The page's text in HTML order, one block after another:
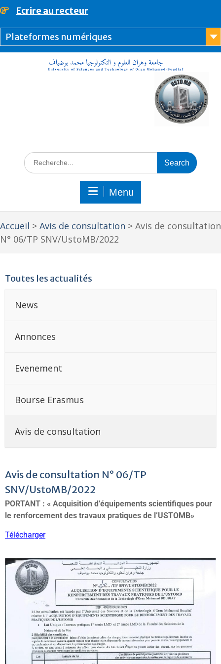
principal
Ecrire au recteur
Plateformes numériques
Menu
Accueil > Avis de consultation > Avis de consultation
N° 06/TP SNV/UstoMB/2022
Toutes les actualités
News
Annonces
Evenement
Bourse Erasmus
Avis de consultation
Avis de consultation N° 06/TP
SNV/UstoMB/2022
PORTANT : « Acquisition d’équipements scientifiques pour
le renforcement des travaux pratiques de l’USTOMB»
Télécharger